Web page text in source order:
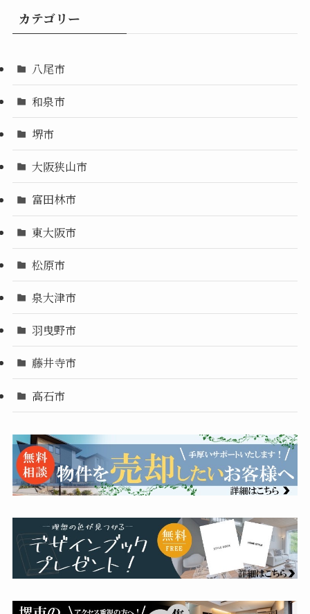
カテゴリー
八尾市
和泉市
堺市
大阪狭山市
富田林市
東大阪市
松原市
泉大津市
羽曳野市
藤井寺市
高石市